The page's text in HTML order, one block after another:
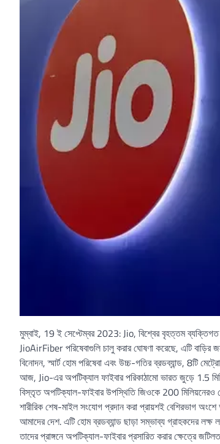
মুম্বাই, 19 ই সেপ্টেম্বর 2023: Jio, বিশ্বের বৃহত্তম
JioAirFiber পরিষেবাগুলি চালু করার ঘোষণা করেছে, এটি
বিনোদন, স্মার্ট হোম পরিষেবা এবং উচ্চ-গতির ব্রডব্যান্ড, 8টি
আজ, Jio-এর অপটিক্যাল ফাইবার পরিকাঠামো ভারত জুড়ে 1.5
বিস্তৃত অপটিক্যাল-ফাইবার উপস্থিতি জিওকে 200 মিলিয়নেরও
শারীরিক শেষ-মাইল সংযোগ প্রদান করা প্রায়শই বেশিরভাগ
আমাদের দেশ. এটি হোম ব্রডব্যান্ড ছাড়া সম্ভাব্য গ্রাহকদের লক্ষ
তাদের প্রাঙ্গনে অপটিক্যাল-ফাইবার প্রসারিত করার ক্ষেত্রে